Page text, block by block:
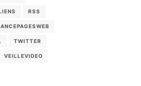
RSS
TWITTER
VEILLEVIDEO